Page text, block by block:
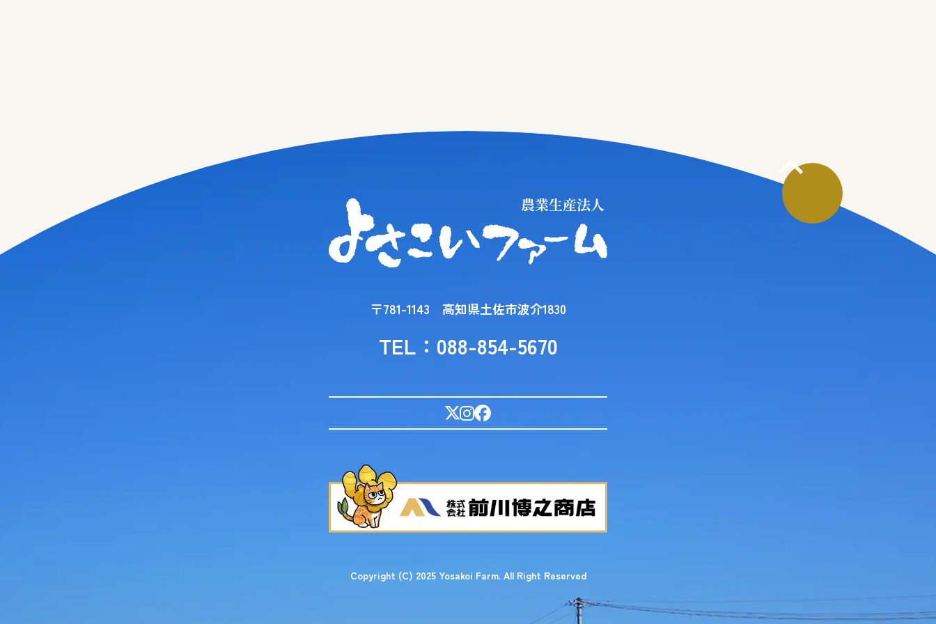
〒781-1143 高知県土佐市波介1830
TEL：088-854-5670
Copyright (C) 2025 Yosakoi Farm. All Right Reserved